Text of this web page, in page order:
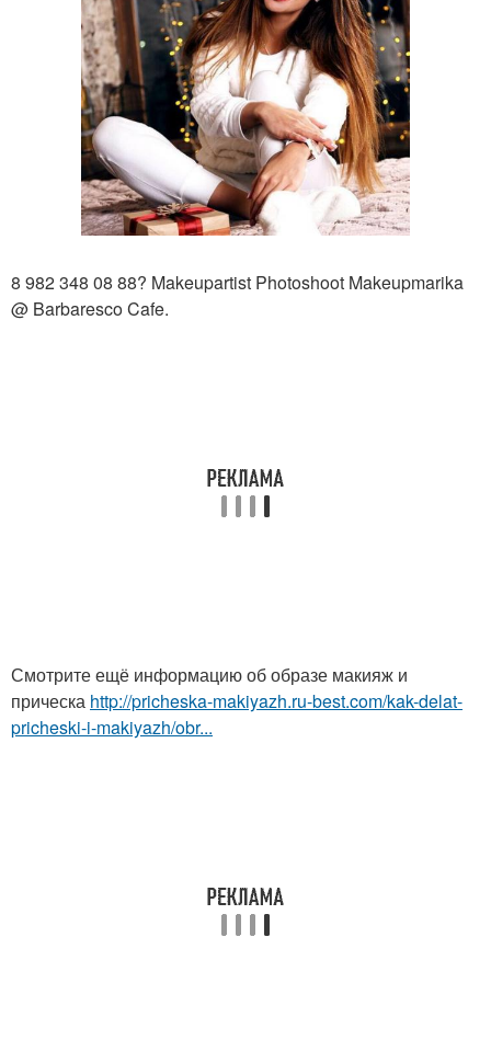
8 982 348 08 88? Makeupartist Photoshoot Makeupmarika
@ Barbaresco Cafe.
Смотрите ещё информацию об образе макияж и
прическа http://pricheska-makiyazh.ru-best.com/kak-delat-
pricheski-i-makiyazh/obr...